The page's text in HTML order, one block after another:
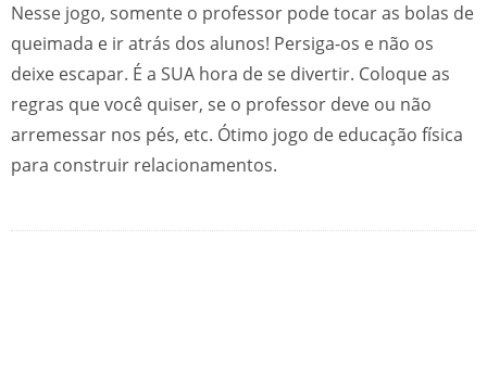
Nesse jogo, somente o professor pode tocar as bolas de
queimada e ir atrás dos alunos! Persiga-os e não os
deixe escapar. É a SUA hora de se divertir. Coloque as
regras que você quiser, se o professor deve ou não
arremessar nos pés, etc. Ótimo jogo de educação física
para construir relacionamentos.